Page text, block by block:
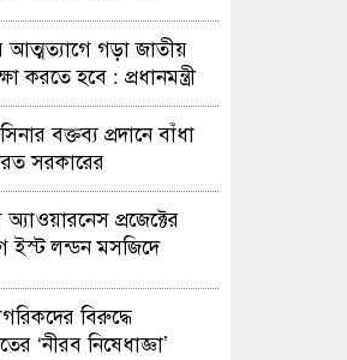
আত্মত্যাগে গড়া জাতীয়
করতে হবে : প্রধানমন্ত্রী
বক্তব্য প্রদানে বাঁধা
সরকারের
প্রজেক্টের
ইস্ট লন্ডন মসজিদে
বিরুদ্ধে
‘নীরব নিষেধাজ্ঞা’